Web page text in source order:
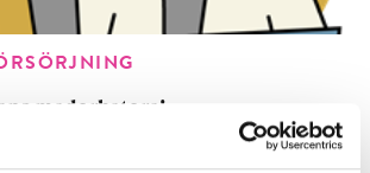
medarbetare!